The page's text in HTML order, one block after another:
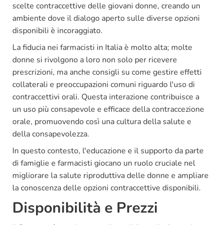
scelte contraccettive delle giovani donne, creando un
ambiente dove il dialogo aperto sulle diverse opzioni
disponibili è incoraggiato.
La fiducia nei farmacisti in Italia è molto alta; molte
donne si rivolgono a loro non solo per ricevere
prescrizioni, ma anche consigli su come gestire effetti
collaterali e preoccupazioni comuni riguardo l'uso di
contraccettivi orali. Questa interazione contribuisce a
un uso più consapevole e efficace della contraccezione
orale, promuovendo così una cultura della salute e
della consapevolezza.
In questo contesto, l'educazione e il supporto da parte
di famiglie e farmacisti giocano un ruolo cruciale nel
migliorare la salute riproduttiva delle donne e ampliare
la conoscenza delle opzioni contraccettive disponibili.
Disponibilità e Prezzi